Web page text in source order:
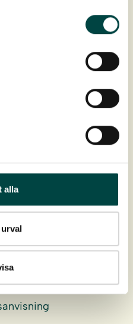
alla
15-50 cm
Hele Norge
Fugtzon